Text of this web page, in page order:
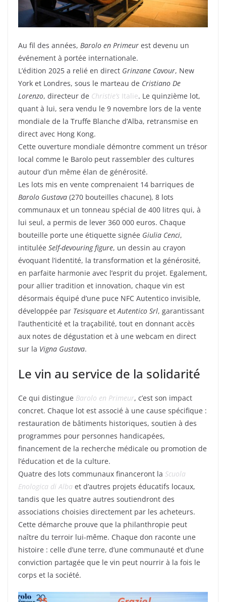
Au fil des années, Barolo en Primeur est devenu un
événement à portée internationale.
L’édition 2025 a relié en direct Grinzane Cavour, New
York et Londres, sous le marteau de Cristiano De
Lorenzo, directeur de Christie’s Italie. Le quinzième lot,
quant à lui, sera vendu le 9 novembre lors de la vente
mondiale de la Truffe Blanche d’Alba, retransmise en
direct avec Hong Kong.
Cette ouverture mondiale démontre comment un trésor
local comme le Barolo peut rassembler des cultures
autour d’un même élan de générosité.
Les lots mis en vente comprenaient 14 barriques de
Barolo Gustava (270 bouteilles chacune), 8 lots
communaux et un tonneau spécial de 400 litres qui, à
lui seul, a permis de lever 360 000 euros. Chaque
bouteille porte une étiquette signée Giulia Cenci,
intitulée Self-devouring figure, un dessin au crayon
évoquant l’identité, la transformation et la générosité,
en parfaite harmonie avec l’esprit du projet. Egalement,
pour allier tradition et innovation, chaque vin est
désormais équipé d’une puce NFC Autentico invisible,
développée par Tesisquare et Autentico Srl, garantissant
l’authenticité et la traçabilité, tout en donnant accès
aux notes de dégustation et à une webcam en direct
sur la Vigna Gustava.
Le vin au service de la solidarité
Ce qui distingue Barolo en Primeur, c’est son impact
concret. Chaque lot est associé à une cause spécifique :
restauration de bâtiments historiques, soutien à des
programmes pour personnes handicapées,
financement de la recherche médicale ou promotion de
l’éducation et de la culture.
Quatre des lots communaux financeront la Scuola
Enologica di Alba et d’autres projets éducatifs locaux,
tandis que les quatre autres soutiendront des
associations choisies directement par les acheteurs.
Cette démarche prouve que la philanthropie peut
naître du terroir lui-même. Chaque don raconte une
histoire : celle d’une terre, d’une communauté et d’une
conviction partagée que le vin peut nourrir à la fois le
corps et la société.